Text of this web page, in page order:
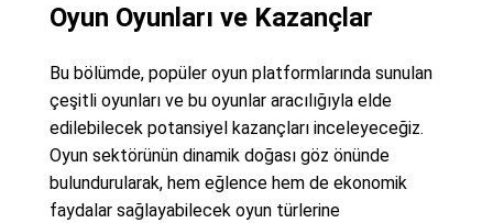
Oyun Oyunları ve Kazançlar
Bu bölümde, popüler oyun platformlarında sunulan
çeşitli oyunları ve bu oyunlar aracılığıyla elde
edilebilecek potansiyel kazançları inceleyeceğiz.
Oyun sektörünün dinamik doğası göz önünde
bulundurularak, hem eğlence hem de ekonomik
faydalar sağlayabilecek oyun türlerine